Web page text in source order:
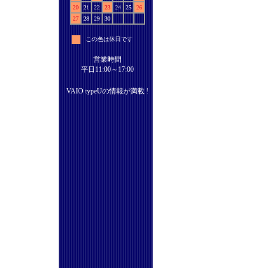
20
21 22 23 24 25
26
27
28 29 30
この色は休日です
営業時間
平日11:00～17:00
VAIO typeUの情報が満載 !